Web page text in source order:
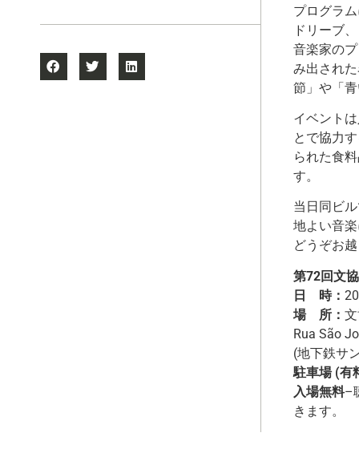
プログラ
ドリーブ
音楽家の
み出され
節」や「
イベント
とで協力
られた食
す。
当日同ビ
地よい音
どうぞお
第72回文
日 時：
場 所：
Rua São
(地下鉄サ
駐車場 (有
入場無料–
きます。